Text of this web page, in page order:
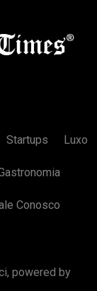
Startups Luxo
Conosco
powered by